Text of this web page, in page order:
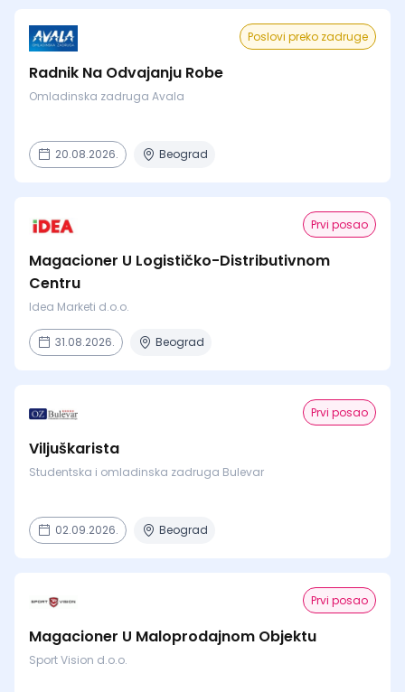
Poslovi preko zadruge
Radnik Na Odvajanju Robe
Omladinska zadruga Avala
20.08.2026. Beograd
Prvi posao
Magacioner U Logističko-Distributivnom
Centru
Idea Marketi d.o.o.
31.08.2026. Beograd
Prvi posao
Viljuškarista
Studentska i omladinska zadruga Bulevar
02.09.2026. Beograd
Prvi posao
Magacioner U Maloprodajnom Objektu
Sport Vision d.o.o.